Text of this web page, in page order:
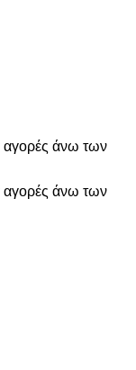
αγορές άνω των
αγορές άνω των